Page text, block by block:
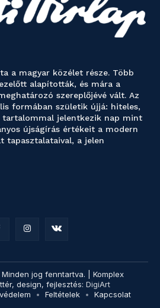
a magyar közélet része. Több
alapították, és mára a
szereplőjévé vált. Az
formában születik újjá: hiteles,
tartalommal jelentkezik nap mint
újságírás értékeit a modern
tapasztalataival, a jelen
jog fenntartva. | Komplex
design, fejlesztés: DigiArt
Feltételek Kapcsolat